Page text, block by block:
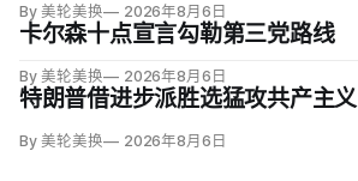
By 美轮美换 2026年8月6日
卡尔森十点宣言勾勒第三党路线
By 美轮美换 2026年8月6日
特朗普借进步派胜选猛攻共产主义
By 美轮美换 2026年8月6日